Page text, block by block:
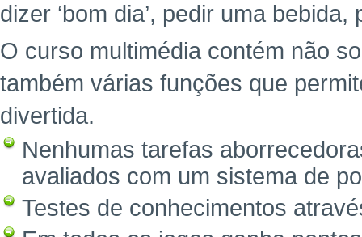
dizer ‘bom dia’, pedir uma
O curso multimédia contém não
também várias funções que
divertida.
Nenhumas tarefas
avaliados com um sistema de
Testes de conhecimentos